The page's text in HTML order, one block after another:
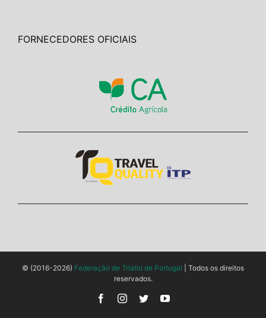
FORNECEDORES OFICIAIS
© (2016-2026) Federação de Triatlo de Portugal | Todos os direitos
reservados.
FacebookInstagram
TwitterYouTube